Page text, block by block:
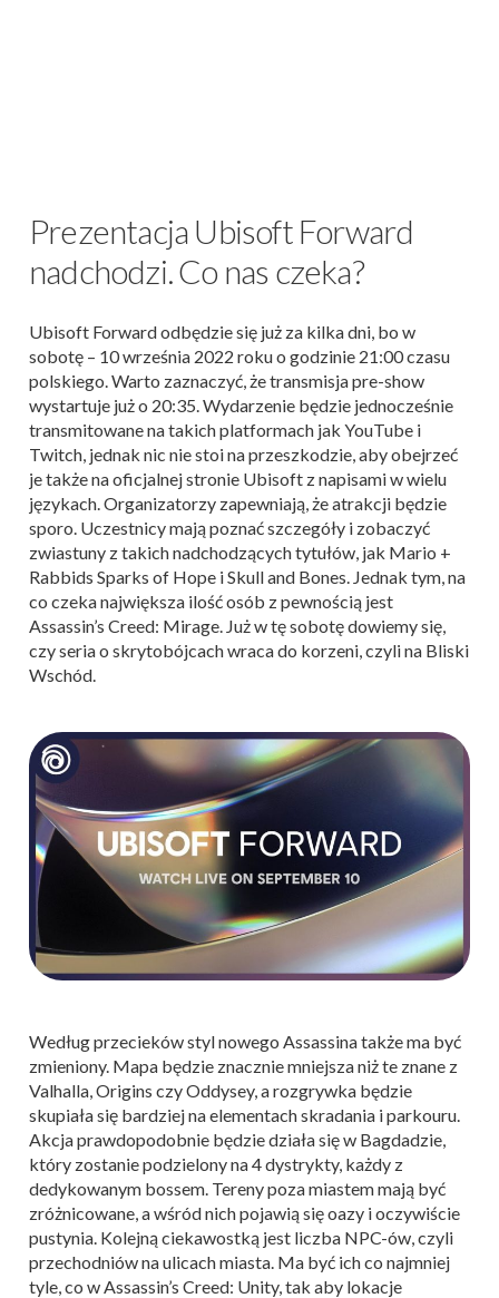
Prezentacja Ubisoft Forward
nadchodzi. Co nas czeka?
Ubisoft Forward odbędzie się już za kilka dni, bo w
sobotę – 10 września 2022 roku o godzinie 21:00 czasu
polskiego. Warto zaznaczyć, że transmisja pre-show
wystartuje już o 20:35. Wydarzenie będzie jednocześnie
transmitowane na takich platformach jak YouTube i
Twitch, jednak nic nie stoi na przeszkodzie, aby obejrzeć
je także na oficjalnej stronie Ubisoft z napisami w wielu
językach. Organizatorzy zapewniają, że atrakcji będzie
sporo. Uczestnicy mają poznać szczegóły i zobaczyć
zwiastuny z takich nadchodzących tytułów, jak Mario +
Rabbids Sparks of Hope i Skull and Bones. Jednak tym, na
co czeka największa ilość osób z pewnością jest
Assassin’s Creed: Mirage. Już w tę sobotę dowiemy się,
czy seria o skrytobójcach wraca do korzeni, czyli na Bliski
Wschód.
Według przecieków styl nowego Assassina także ma być
zmieniony. Mapa będzie znacznie mniejsza niż te znane z
Valhalla, Origins czy Oddysey, a rozgrywka będzie
skupiała się bardziej na elementach skradania i parkouru.
Akcja prawdopodobnie będzie działa się w Bagdadzie,
który zostanie podzielony na 4 dystrykty, każdy z
dedykowanym bossem. Tereny poza miastem mają być
zróżnicowane, a wśród nich pojawią się oazy i oczywiście
pustynia. Kolejną ciekawostką jest liczba NPC-ów, czyli
przechodniów na ulicach miasta. Ma być ich co najmniej
tyle, co w Assassin’s Creed: Unity, tak aby lokacje